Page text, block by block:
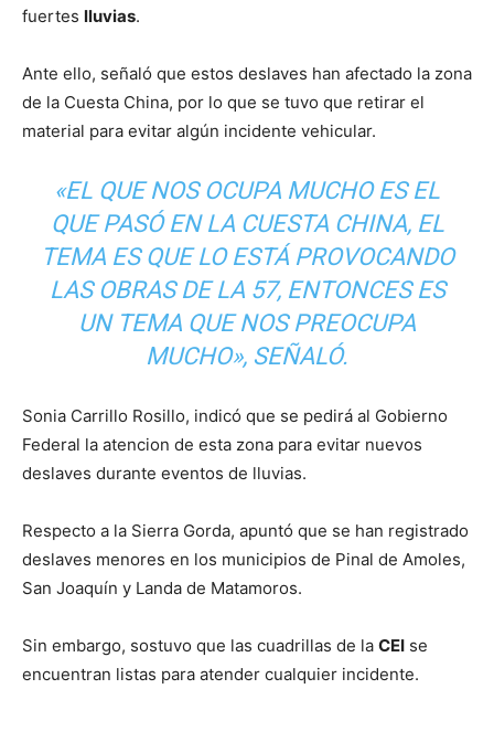
fuertes lluvias.
Ante ello, señaló que estos deslaves han afectado la zona
de la Cuesta China, por lo que se tuvo que retirar el
material para evitar algún incidente vehicular.
«EL QUE NOS OCUPA MUCHO ES EL
QUE PASÓ EN LA CUESTA CHINA, EL
TEMA ES QUE LO ESTÁ PROVOCANDO
LAS OBRAS DE LA 57, ENTONCES ES
UN TEMA QUE NOS PREOCUPA
MUCHO», SEÑALÓ.
Sonia Carrillo Rosillo, indicó que se pedirá al Gobierno
Federal la atencion de esta zona para evitar nuevos
deslaves durante eventos de lluvias.
Respecto a la Sierra Gorda, apuntó que se han registrado
deslaves menores en los municipios de Pinal de Amoles,
San Joaquín y Landa de Matamoros.
Sin embargo, sostuvo que las cuadrillas de la CEI se
encuentran listas para atender cualquier incidente.